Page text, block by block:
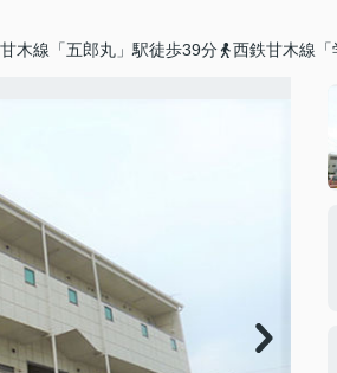
木線「五郎丸」駅徒歩39分 西鉄甘木線